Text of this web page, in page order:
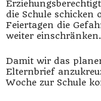
die Schule schicken
Feiertagen die
weiter einschränken.
Damit wir das
Elternbrief
Woche zur Schule